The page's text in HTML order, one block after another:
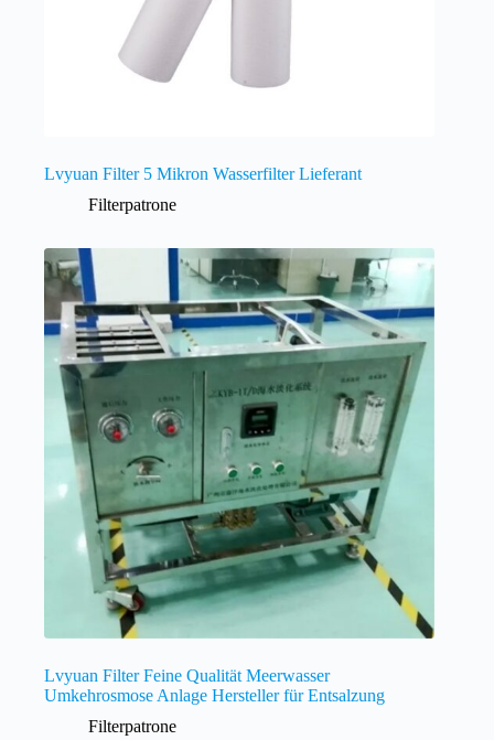
Lvyuan Filter 5 Mikron Wasserfilter Lieferant
Filterpatrone
Lvyuan Filter Feine Qualität Meerwasser
Umkehrosmose Anlage Hersteller für Entsalzung
Filterpatrone